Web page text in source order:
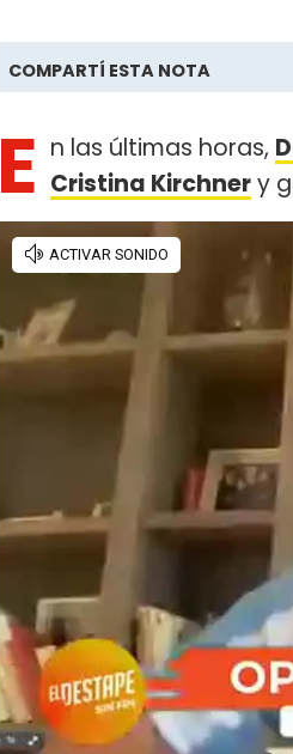
COMPARTÍ ESTA NOTA
E n las últimas horas,
Cristina Kirchnery